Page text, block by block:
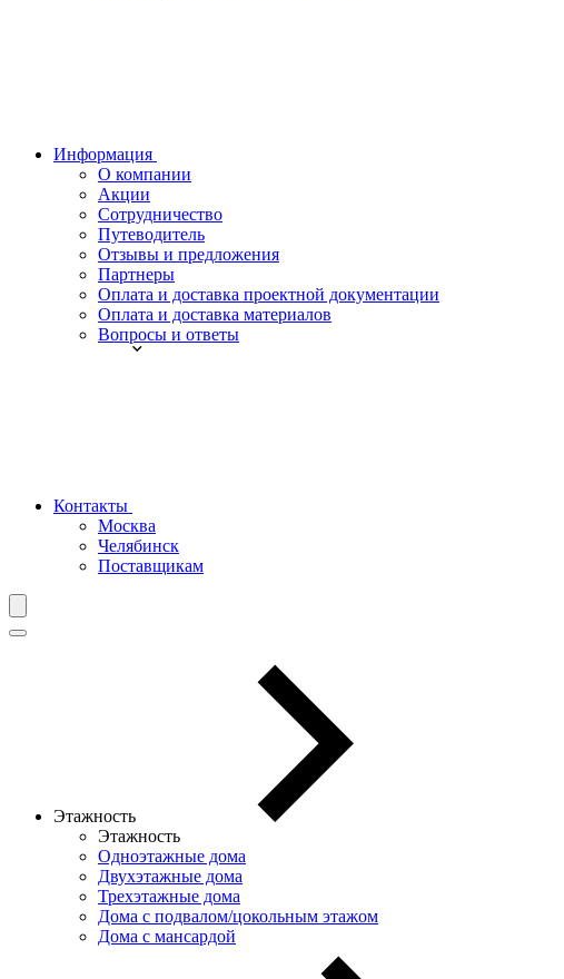
Информация
О компании
Акции
Сотрудничество
Путеводитель
Отзывы и предложения
Партнеры
Оплата и доставка проектной документации
Оплата и доставка материалов
Вопросы и ответы
Контакты
Москва
Челябинск
Поставщикам
Этажность
Этажность
Одноэтажные дома
Двухэтажные дома
Трехэтажные дома
Дома с подвалом/цокольным этажом
Дома с мансардой